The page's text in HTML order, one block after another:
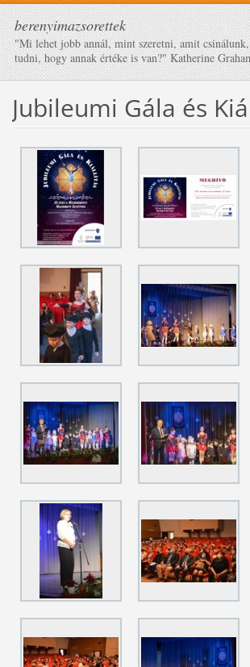
berenyimazsorettek
"Mi lehet jobb annál, mint szeretni, amit csinálunk,
tudni, hogy annak értéke is van?" Katherine
Jubileumi Gála és